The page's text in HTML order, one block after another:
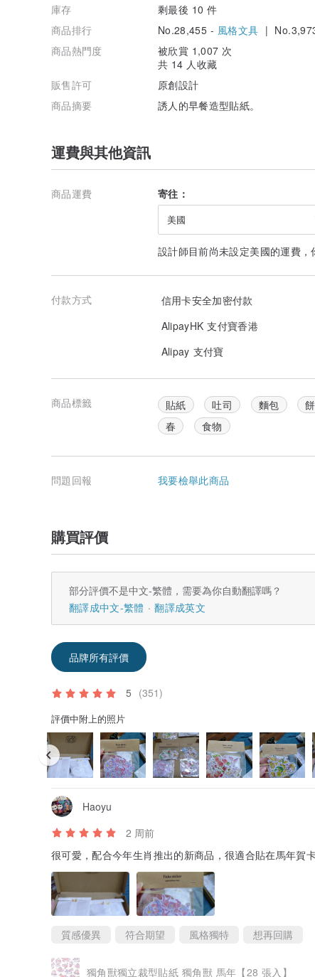
庫存
剩最後 10 件
商品排行
No.28,455 - 風格文具 |
商品熱門度
被欣賞 1,007 次
共 14 人收藏
販售許可
原創設計
商品摘要
誘人的早餐造型貼紙。
運費與其他資訊
商品運費 寄往：
美國
設計師目前尚未設定美國的運費，
付款方式
信用卡安全加密付款
AlipayHK 支付寶香港
Alipay 支付寶
商品標籤 貼紙 吐司 麵包
春
食物
問題回報 我要檢舉此商品
購買評價
部分評價不是中文-繁體，需要為你自動翻譯嗎？
翻譯成中文-繁體
翻譯成英文
品牌所有評價
5 (351)
評價中附上的照片
Haoyu
2 周前
很可愛，配合今年生肖推出的新商品，很適合貼在馬年賀
質感優異 符合期望 風格獨特 想再回購
獨角獸獨立裁型貼紙 獨角獸 馬年【28 張入】